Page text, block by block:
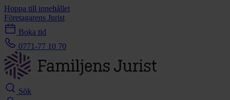
Hoppa till innehållet
Företagarens Jurist
Boka tid
0771-77 10 70
Sök